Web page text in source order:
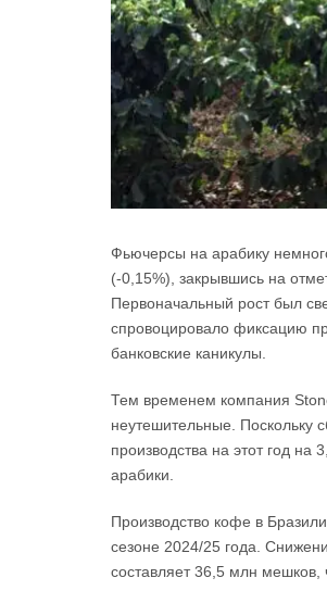
Фьючерсы на арабику
(-0,15%), закрывшись на
Первоначальный рост был
спровоцировало фиксацию
банковские каникулы.
Тем временем компания
неутешительные. Поскольку
производства на этот год
арабики.
Производство кофе в
сезоне 2024/25 года.
составляет 36,5 млн